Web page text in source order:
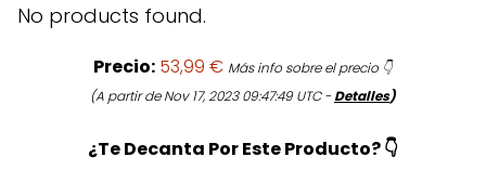
No products found.
Precio: 53,99 € Más info sobre el precio 👇
(A partir de Nov 17, 2023 09:47:49 UTC -Detalles)
¿Te Decanta Por Este Producto? 👇